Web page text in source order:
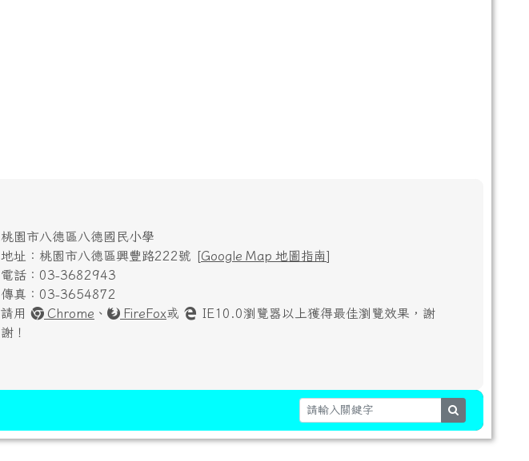
桃園市八德區八德國民小學
地址：桃園市八德區興豐路222號 [Google Map 地圖指南]
電話：03-3682943
傳真：03-3654872
請用
Chrome 、 FireFox或
IE10.0瀏覽器以上獲得最佳瀏覽效果，謝
謝！